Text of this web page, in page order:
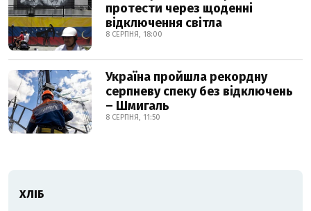
протести через щоденні
відключення світла
8 СЕРПНЯ, 18:00
Україна пройшла рекордну
серпневу спеку без відключень
– Шмигаль
8 СЕРПНЯ, 11:50
ХЛІБ